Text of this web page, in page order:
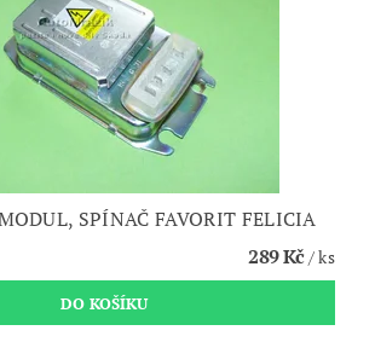
SPÍNAČ FAVORIT FELICIA
289 Kč/ ks